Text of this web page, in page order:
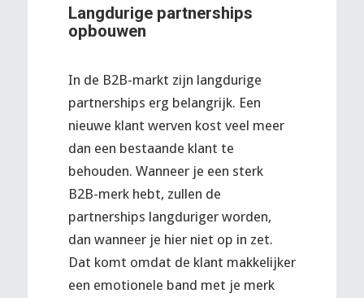
Langdurige partnerships
opbouwen
In de B2B-markt zijn langdurige
partnerships erg belangrijk. Een
nieuwe klant werven kost veel meer
dan een bestaande klant te
behouden. Wanneer je een sterk
B2B-merk hebt, zullen de
partnerships langduriger worden,
dan wanneer je hier niet op in zet.
Dat komt omdat de klant makkelijker
een emotionele band met je merk